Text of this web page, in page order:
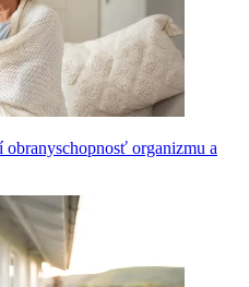
organizmu a